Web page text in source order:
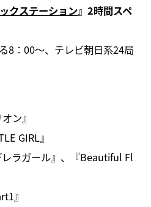
クステーション』2時間スペ
8：00～、テレビ朝日系24局
ン』
GIRL』
ラガール』、『Beautiful Fl
』